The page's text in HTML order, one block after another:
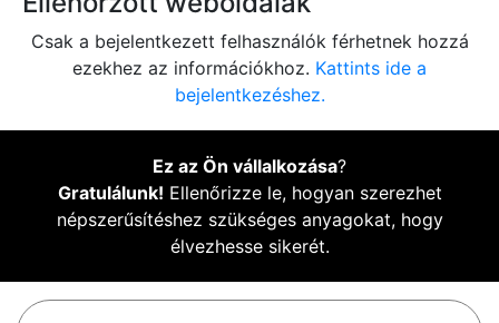
Csak a bejelentkezett felhasználók férhetnek hozzá
ezekhez az információkhoz. Kattints ide a
bejelentkezéshez.
Ez az Ön vállalkozása?
Gratulálunk! Ellenőrizze le, hogyan szerezhet
népszerűsítéshez szükséges anyagokat, hogy
élvezhesse sikerét.